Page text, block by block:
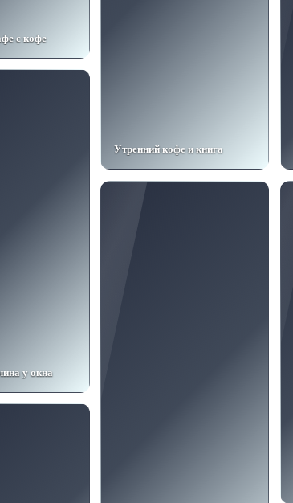
с кофе
Утренний кофе и книга
у окна